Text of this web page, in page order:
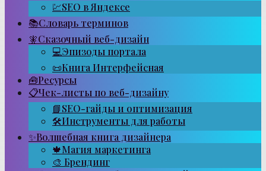
💹SEO в Яндексе
📚Словарь терминов
🧚Сказочный веб-дизайн
💻Эпизоды портала
📜Книга Интерфейсная
🧰Ресурсы
📋Чек-листы по веб-дизайну
📘SEO-гайды и оптимизация
🛠Инструменты для работы
✨Волшебная книга дизайнера
🍁Магия маркетинга
🎨 Брендинг